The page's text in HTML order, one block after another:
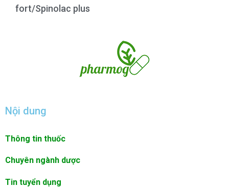
fort/Spinolac plus
Nội dung
Thông tin thuốc
Chuyên ngành dược
Tin tuyển dụng